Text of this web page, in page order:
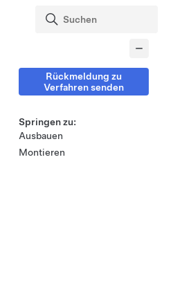
Rückmeldung zu
Verfahren senden
Springen zu:
Ausbauen
Montieren